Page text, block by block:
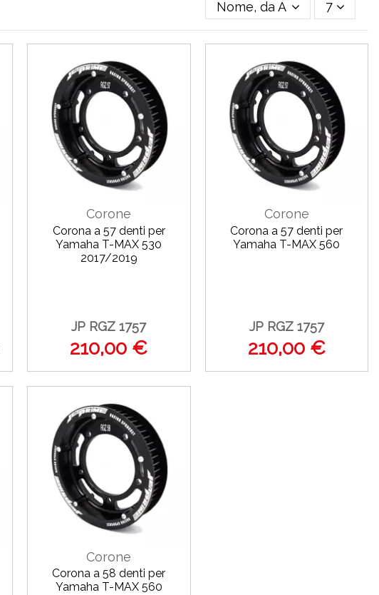
Nome, da A a Z 7
Corone
Corona a 57 denti per
Yamaha T-MAX 530
2017/2019
JP RGZ 1757
210,00 €
Corone
Corona a 57 denti per
Yamaha T-MAX 560
JP RGZ 1757
210,00 €
Corone
Corona a 58 denti per
Yamaha T-MAX 560